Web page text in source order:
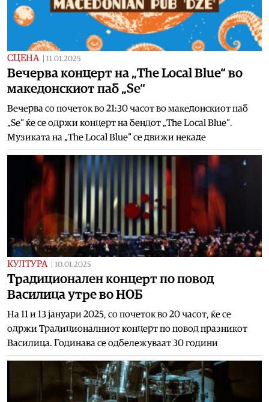
СЦЕНА 11.01.2025
Вечерва концерт на „The Local Blue“ во
македонскиот паб „Ѕе“
Вечерва со почеток во 21:30 часот во македонскиот паб
„Ѕе“ ќе се одржи концерт на бендот „The Local Blue“.
Музиката на „The Local Blue“ се движи некаде
КУЛТУРА 10.01.2025
Традиционален концерт по повод
Василица утре во НОБ
На 11 и 13 јануари 2025, со почеток во 20 часот, ќе се
одржи Традиционалниот концерт по повод празникот
Василица. Годинава се одбележуваат 30 години